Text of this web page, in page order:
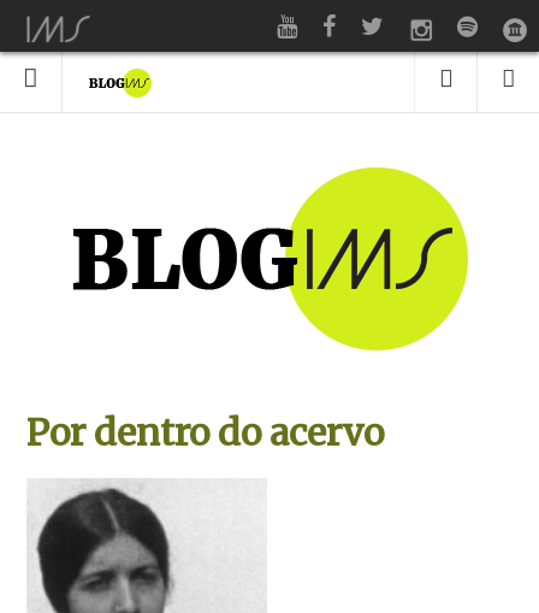
Por dentro do acervo